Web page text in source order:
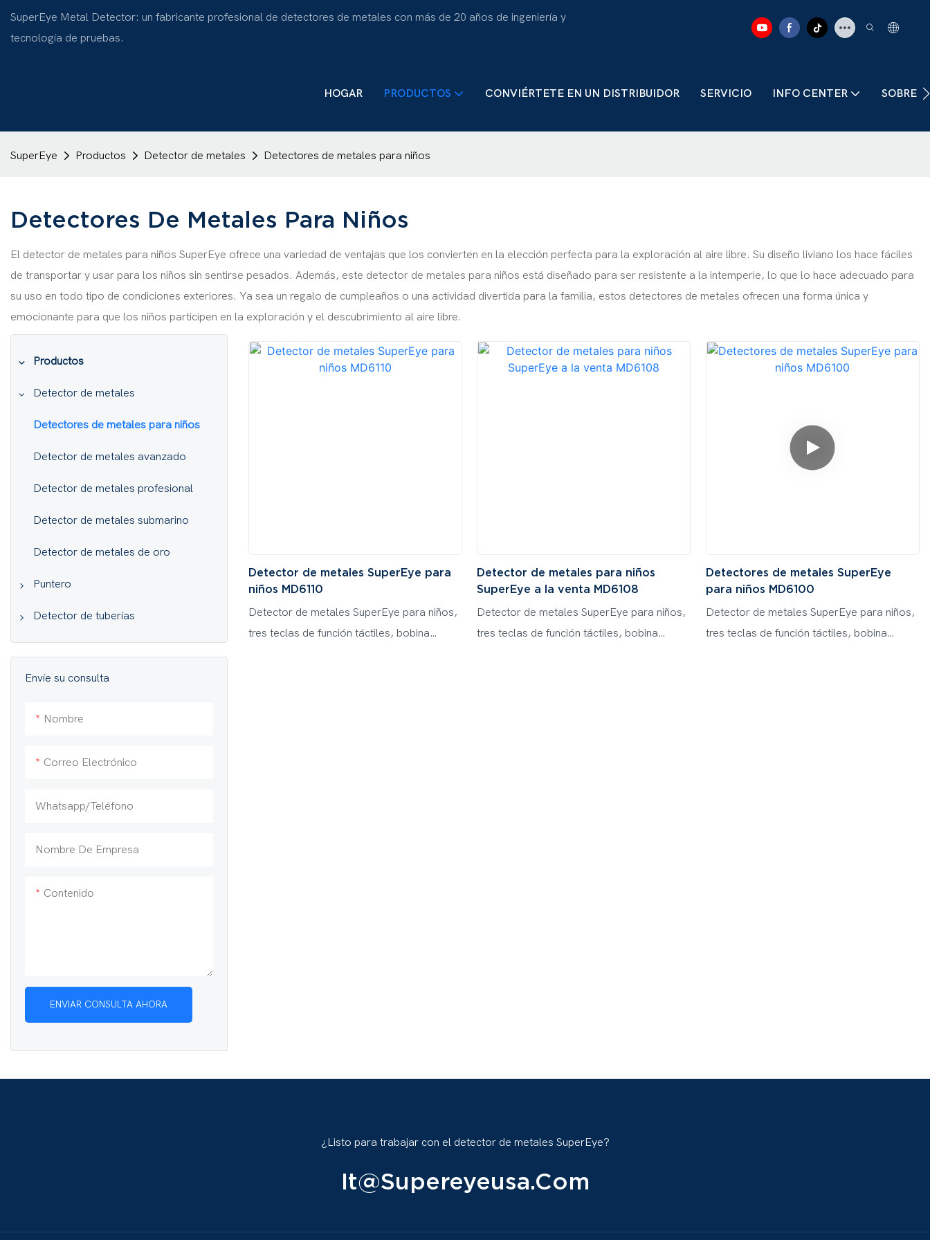
SuperEye Metal Detector: un fabricante profesional de detectores de metales con más de 20 años de ingeniería y
tecnología de pruebas.
HOGAR PRODUCTOS CONVIÉRTETE EN UN DISTRIBUIDOR SERVICIO INFO CENTER SOBRE
SuperEye Productos Detector de metales Detectores de metales para niños
Detectores De Metales Para Niños
El detector de metales para niños SuperEye ofrece una variedad de ventajas que los convierten en la elección perfecta para la exploración al aire libre. Su diseño liviano los hace fáciles
de transportar y usar para los niños sin sentirse pesados. Además, este detector de metales para niños está diseñado para ser resistente a la intemperie, lo que lo hace adecuado para
su uso en todo tipo de condiciones exteriores. Ya sea un regalo de cumpleaños o una actividad divertida para la familia, estos detectores de metales ofrecen una forma única y
emocionante para que los niños participen en la exploración y el descubrimiento al aire libre.
Productos
Detector de metales
Detectores de metales para niños
Detector de metales avanzado
Detector de metales profesional
Detector de metales submarino
Detector de metales de oro
Puntero
Detector de metales con puntero
Detector de tuberías
Envíe su consulta
Nombre
Correo Electrónico
Whatsapp/teléfono
Nombre De Empresa
Contenido
ENVIAR CONSULTA AHORA
Detector de metales SuperEye para
niños MD6110
Detector de metales SuperEye para niños,
tres teclas de función táctiles, bobina
Detector de metales para niños
SuperEye a la venta MD6108
Detector de metales SuperEye para niños,
tres teclas de función táctiles, bobina
Detectores de metales SuperEye
para niños MD6100
Detector de metales SuperEye para niños,
tres teclas de función táctiles, bobina
¿Listo para trabajar con el detector de metales SuperEye?
It@supereyeusa.com